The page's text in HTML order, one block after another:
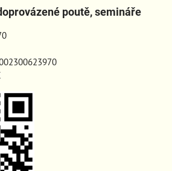
poutě, semináře